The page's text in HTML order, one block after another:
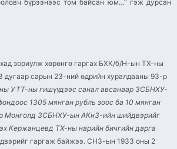
бүрээнээс том байсан юм…” гэж дурсан
зориулж хөрөнгө гаргах БХК/б/Н-ын ТХ-ны
дугаар сарын 23-ний өдрийн хуралдааны 93-р
УТТ-ны гишүүдээс санал авсанаар ЗСБНХУ-
1305 мянган рубль зоос ба 10 мянган
Монголд ЗСБНХУ-ын АКнЗ-ийн шийдвэрийг
Кержанцевд ТХ-ны нарийн бичгийн дарга
гаргаж байжээ. СНЗ-ын 1933 оны 2